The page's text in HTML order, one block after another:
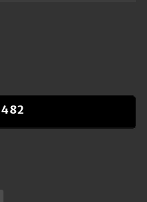
482